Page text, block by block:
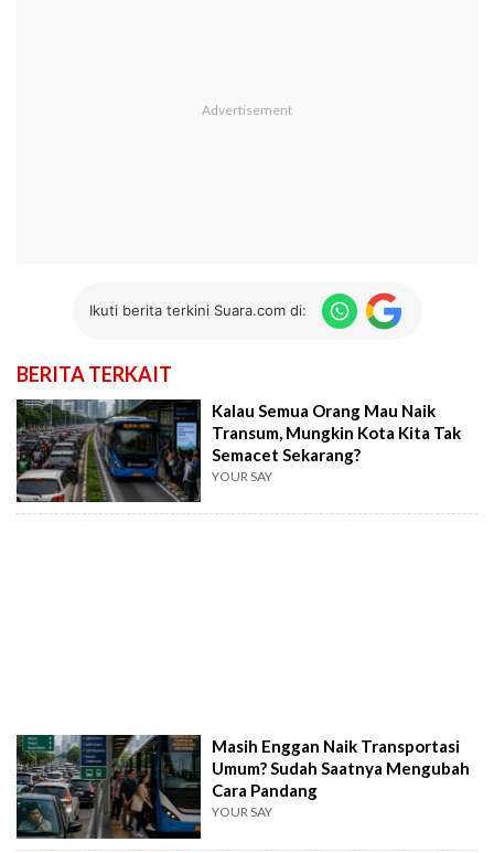
Ikuti berita terkini Suara.com di:
BERITA TERKAIT
Kalau Semua Orang Mau Naik
Transum, Mungkin Kota Kita Tak
Semacet Sekarang?
YOUR SAY
Masih Enggan Naik Transportasi
Umum? Sudah Saatnya Mengubah
Cara Pandang
YOUR SAY